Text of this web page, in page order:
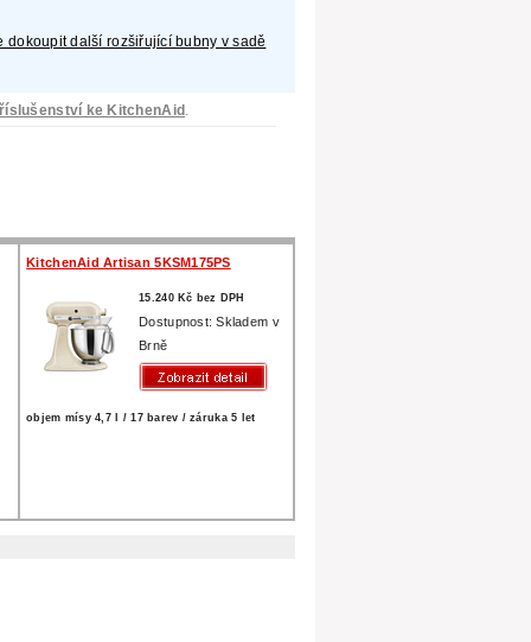
dokoupit další rozšiřující bubny v sadě
ke KitchenAid .
KitchenAid Artisan 5KSM175PS
15.240 Kč bez DPH
Dostupnost: Skladem v
Brně
objem mísy 4,7 l / 17 barev / záruka 5 let